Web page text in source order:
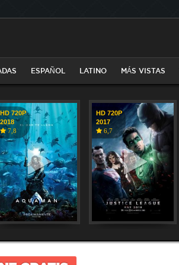
ESPAÑOL LATINO MÁS VISTAS
HD 720P
2018
7,8
HD 720P
2017
6,7